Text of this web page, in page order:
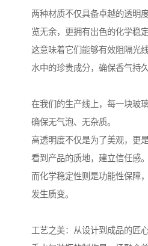
两种材质不仅具备卓越的透明
览无余，更拥有出色的化学稳定
这意味着它们能够有效阻隔光
水中的珍贵成分，确保香气持
在我们的生产线上，每一块玻
确保无气泡、无杂质。
高透明度不仅是为了美观，更
看到产品的质地，建立信任感。
而化学稳定性则是功能性保障
发生质变。
工艺之美：从设计到成品的匠